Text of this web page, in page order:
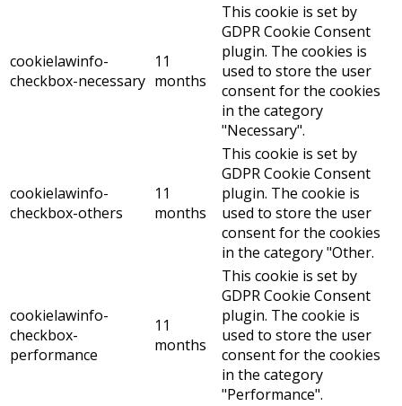
cookielawinfo-
checkbox-necessary
11
months
This cookie is set by
GDPR Cookie Consent
plugin. The cookies is
used to store the user
consent for the cookies
in the category
"Necessary".
cookielawinfo-
checkbox-others
11
months
This cookie is set by
GDPR Cookie Consent
plugin. The cookie is
used to store the user
consent for the cookies
in the category "Other.
cookielawinfo-
checkbox-
performance
11
months
This cookie is set by
GDPR Cookie Consent
plugin. The cookie is
used to store the user
consent for the cookies
in the category
"Performance".